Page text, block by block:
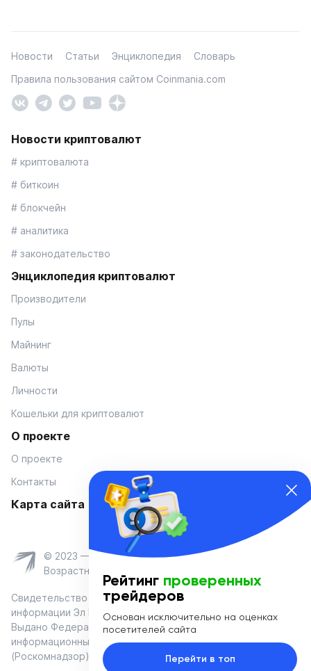
Новости Статьи Энциклопедия
Словарь
Правила пользования сайтом Coinmania.com
Новости криптовалют
# криптовалюта
# биткоин
# блокчейн
# аналитика
# законодательство
Энциклопедия криптовалют
Производители
Пулы
Майнинг
Валюты
Личности
Кошельки для криптовалют
О проекте
О проекте
Контакты
Карта сайта
© 2023 — Coinmania
Возрастное ограничение 16+
Свидетельство о регистрации средства массовой
информации Эл № ФС 77-74908 от «25» января 2019 г.
Выдано Федеральной службой по надзору в сфере связи,
информационных технологий и массовых коммуникаций
(Роскомнадзор)
Рейтинг проверенных
трейдеров
Основан исключительно на оценках
посетителей сайта
Перейти в топ